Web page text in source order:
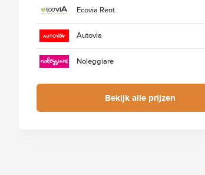
Ecovia Rent
Autovia
Noleggiare
Bekijk alle prijzen